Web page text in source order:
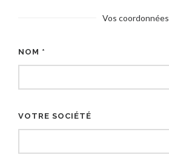
Vos coordonnées
NOM *
VOTRE SOCIÉTÉ